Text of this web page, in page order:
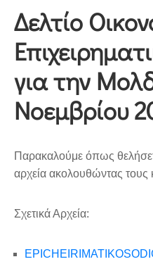
Προγράμματα
&
Δράσεις
Εκδηλώσεις
Επικοινωνία
Δελτίο
για την
Νοεμβρίου
Παρακαλούμε όπως
αρχεία ακολουθώντας
Σχετικά Αρχεία: